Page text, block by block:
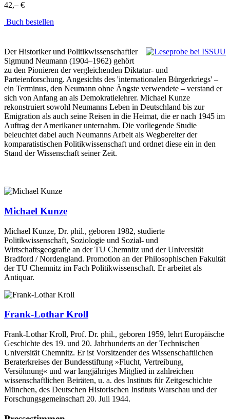
42,– €
Buch bestellen
Der Historiker und Politikwissenschaftler
Sigmund Neumann (1904–1962) gehört
zu den Pionieren der vergleichenden Diktatur- und
Parteienforschung. Angesichts des 'internationalen Bürgerkriegs' –
ein Terminus, den Neumann ohne Ängste verwendete – verstand er
sich von Anfang an als Demokratielehrer. Michael Kunze
rekonstruiert sowohl Neumanns Leben in Deutschland bis zur
Emigration als auch seine Reisen in die Heimat, die er nach 1945 im
Auftrag der Amerikaner unternahm. Die vorliegende Studie
beleuchtet dabei auch Neumanns Arbeit als Wegbereiter der
komparatistischen Politikwissenschaft und ordnet diese ein in den
Stand der Wissenschaft seiner Zeit.
Michael Kunze
Michael Kunze, Dr. phil., geboren 1982, studierte
Politikwissenschaft, Soziologie und Sozial- und
Wirtschaftsgeografie an der TU Chemnitz und der Universität
Bradford / Nordengland. Promotion an der Philosophischen Fakultät
der TU Chemnitz im Fach Politikwissenschaft. Er arbeitet als
Antiquar.
Frank-Lothar Kroll
Frank-Lothar Kroll, Prof. Dr. phil., geboren 1959, lehrt Europäische
Geschichte des 19. und 20. Jahrhunderts an der Technischen
Universität Chemnitz. Er ist Vorsitzender des Wissenschaftlichen
Beraterkreises der Bundesstiftung »Flucht, Vertreibung,
Versöhnung« und war langjähriges Mitglied in zahlreichen
wissenschaftlichen Beiräten, u. a. des Instituts für Zeitgeschichte
München, des Deutschen Historischen Instituts Warschau und der
Forschungsgemeinschaft 20. Juli 1944.